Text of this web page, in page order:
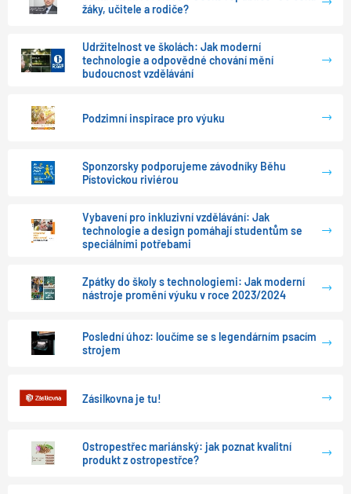
žáky, učitele a rodiče?
Udržitelnost ve školách: Jak moderní
technologie a odpovědné chování mění
budoucnost vzdělávání
Podzimní inspirace pro výuku
Sponzorsky podporujeme závodníky Běhu
Pístovickou riviérou
Vybavení pro inkluzivní vzdělávání: Jak
technologie a design pomáhají studentům se
speciálními potřebami
Zpátky do školy s technologiemi: Jak moderní
nástroje promění výuku v roce 2023/2024
Poslední úhoz: loučíme se s legendárním psacím
strojem
Zásilkovna je tu!
Ostropestřec mariánský: jak poznat kvalitní
produkt z ostropestřce?